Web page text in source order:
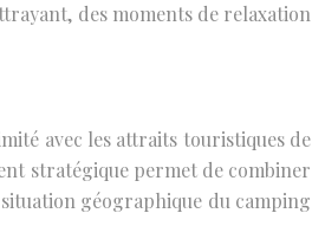
des moments de relaxation
avec les attraits touristiques de
stratégique permet de combiner
géographique du camping